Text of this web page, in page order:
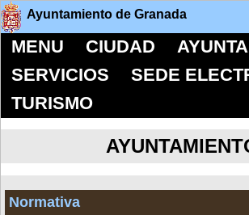
Ayuntamiento de Granada
MENU CIUDAD
SERVICIOS
SEDE
TURISMO
Normativa